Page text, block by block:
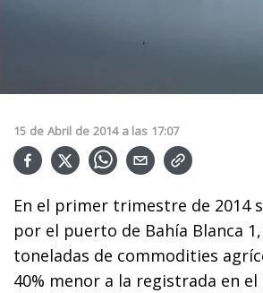
15 de Abril de 2014 a las 17:07
En el primer trimestre de 2014
por el puerto de Bahía Blanca
toneladas de commodities
40% menor a la registrada en